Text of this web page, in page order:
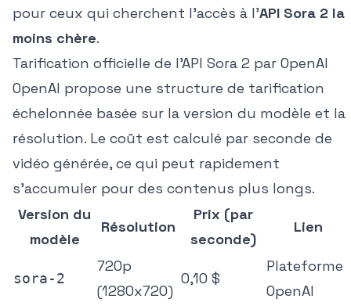
pour ceux qui cherchent l'accès à l'API Sora 2 la
moins chère.
Tarification officielle de l'API Sora 2 par OpenAI
OpenAI propose une structure de tarification
échelonnée basée sur la version du modèle et la
résolution. Le coût est calculé par seconde de
vidéo générée, ce qui peut rapidement
s'accumuler pour des contenus plus longs.
Version du
modèle
Résolution
Prix (par
seconde)
Lien
sora-2
720p
(1280x720)
0,10 $
Plateforme
OpenAI